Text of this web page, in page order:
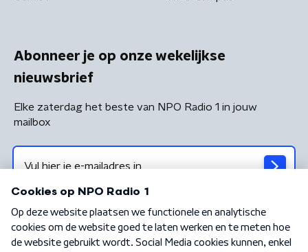
Abonneer je op onze wekelijkse
nieuwsbrief
Elke zaterdag het beste van NPO Radio 1 in jouw
mailbox